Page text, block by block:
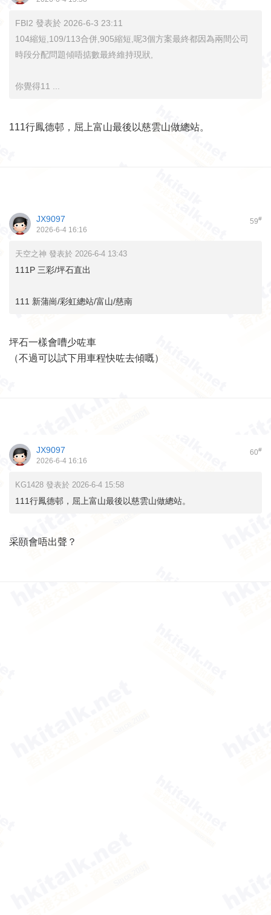
FBI2 發表於 2026-6-3 23:11
104縮短,109/113合併,905縮短,呢3個方案最終都因為兩間公司
時段分配問題傾唔掂數最終維持現狀,
你覺得11 ...
111行鳳德邨，屈上富山最後以慈雲山做總站。
59#
JX9097
2026-6-4 16:16
天空之神 發表於 2026-6-4 13:43
111P 三彩/坪石直出
111 新蒲崗/彩虹總站/富山/慈南
坪石一樣會嘈少咗車
（不過可以試下用車程快咗去傾嘅）
60#
JX9097
2026-6-4 16:16
KG1428 發表於 2026-6-4 15:58
111行鳳德邨，屈上富山最後以慈雲山做總站。
采頤會唔出聲？